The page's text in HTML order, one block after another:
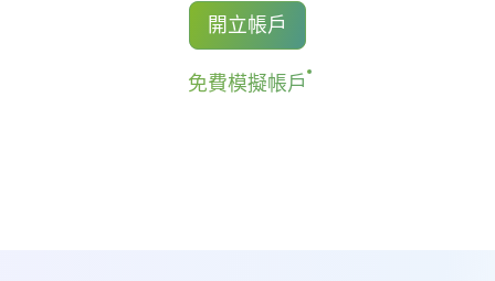
對於NetTradeX和Mt4, 最低手續費為1結算貨幣, 中
國股票最低手續費為8HKD, 日本股票 -100JPY, 加
持有股票CFD多頭的交易者獲得股息調整，
金額等於股息金額.
股票CFD的股息日期(Stock CFDs
開立帳戶
免費模擬帳戶